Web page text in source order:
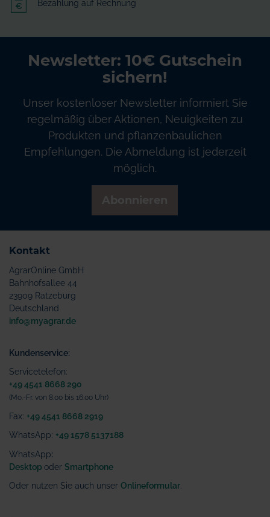
Bezahlung auf Rechnung
Newsletter: 10€ Gutschein
sichern!
Unser kostenloser Newsletter informiert Sie
regelmäßig über Aktionen, Neuigkeiten zu
Produkten und pflanzenbaulichen
Empfehlungen. Die Abmeldung ist jederzeit
möglich.
Kontakt
AgrarOnline GmbH
Bahnhofsallee 44
23909 Ratzeburg
Deutschland
info@myagrar.de
Kundenservice:
Servicetelefon:
+49 4541 8668 290
(Mo.-Fr. von 8.00 bis 16.00 Uhr)
Fax: +49 4541 8668 2919
WhatsApp: +49 1578 5137188
WhatsApp:
Desktop oder Smartphone
Oder nutzen Sie auch unser Onlineformular